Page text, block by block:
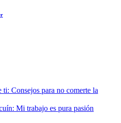
ti: Consejos para no comerte la
Mi trabajo es pura pasión